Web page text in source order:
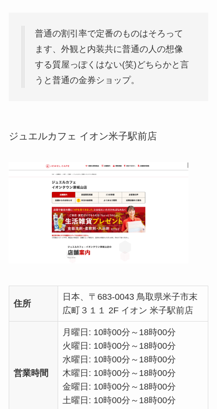
普通の割引率で定番のものはそろって
ます、外観と内装共に普通の人の想像
する質屋っぽくはない(笑)どちらかと言
うと普通の金券ショップ。
ジュエルカフェ イオン米子駅前店
住所
日本、〒683-0043 鳥取県米子市末
広町３１１ 2F イオン 米子駅前店
営業時間
月曜日: 10時00分～18時00分
火曜日: 10時00分～18時00分
水曜日: 10時00分～18時00分
木曜日: 10時00分～18時00分
金曜日: 10時00分～18時00分
土曜日: 10時00分～18時00分